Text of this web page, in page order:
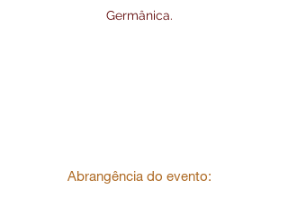
Germânica.
Abrangência do evento: